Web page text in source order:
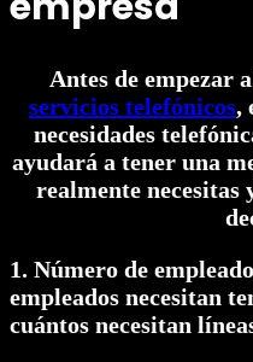
Antes de empezar
servicios telefónicos,
necesidades
ayudará a tener una
realmente
1. Número de
empleados necesitan
cuántos necesitan